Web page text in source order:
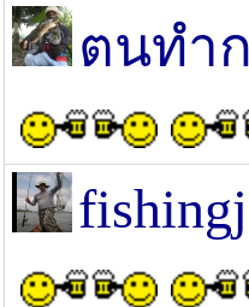
ตนทำ